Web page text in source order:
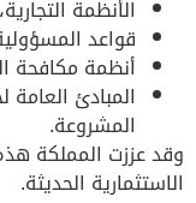
الأنظمة التجارية،
قواعد
أنظمة مكافحة
المبادئ
المشروعة.
وقد عززت المملكة
الاستثمارية الحديثة.